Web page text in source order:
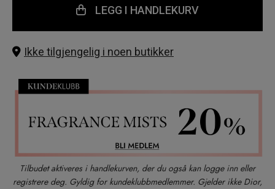
LEGG I HANDLEKURV
Ikke tilgjengelig i noen butikker
Tilbudet aktiveres i handlekurven, der du også kan logge inn eller
registrere deg. Gyldig for kundeklubbmedlemmer. Gjelder ikke Dior,